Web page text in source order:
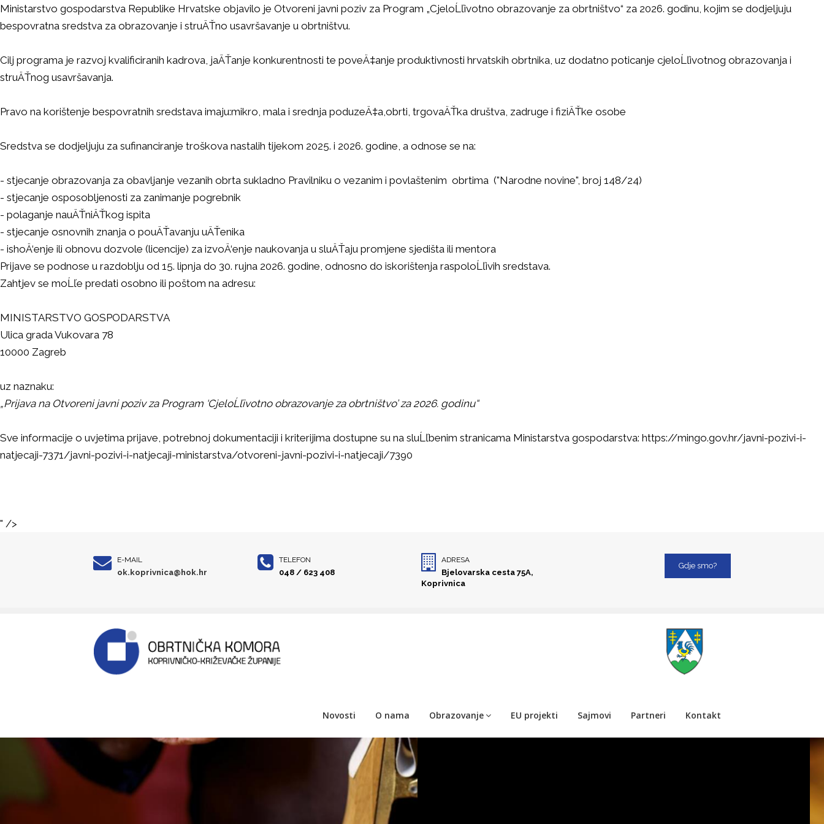
Ministarstvo gospodarstva Republike Hrvatske objavilo je Otvoreni javni poziv za Program „CjeloĹľivotno obrazovanje za obrtništvo“ za 2026. godinu, kojim se dodjeljuju
bespovratna sredstva za obrazovanje i struÄŤno usavršavanje u obrtništvu.
Cilj programa je razvoj kvalificiranih kadrova, jaÄŤanje konkurentnosti te poveÄ‡anje produktivnosti hrvatskih obrtnika, uz dodatno poticanje cjeloĹľivotnog obrazovanja i
struÄŤnog usavršavanja.
Pravo na korištenje bespovratnih sredstava imaju:mikro, mala i srednja poduzeÄ‡a,obrti, trgovaÄŤka društva, zadruge i fiziÄŤke osobe
Sredstva se dodjeljuju za sufinanciranje troškova nastalih tijekom 2025. i 2026. godine, a odnose se na:
- stjecanje obrazovanja za obavljanje vezanih obrta sukladno Pravilniku o vezanim i povlaštenim obrtima ("Narodne novine", broj 148/24)
- stjecanje osposobljenosti za zanimanje pogrebnik
- polaganje nauÄŤniÄŤkog ispita
- stjecanje osnovnih znanja o pouÄŤavanju uÄŤenika
- ishoÄ‘enje ili obnovu dozvole (licencije) za izvoÄ‘enje naukovanja u sluÄŤaju promjene sjedišta ili mentora
Prijave se podnose u razdoblju od 15. lipnja do 30. rujna 2026. godine, odnosno do iskorištenja raspoloĹľivih sredstava.
Zahtjev se moĹľe predati osobno ili poštom na adresu:
MINISTARSTVO GOSPODARSTVA
Ulica grada Vukovara 78
10000 Zagreb
uz naznaku:
„Prijava na Otvoreni javni poziv za Program ‘CjeloĹľivotno obrazovanje za obrtništvo’ za 2026. godinu“
Sve informacije o uvjetima prijave, potrebnoj dokumentaciji i kriterijima dostupne su na sluĹľbenim stranicama Ministarstva gospodarstva: https://mingo.gov.hr/javni-pozivi-i-
natjecaji-7371/javni-pozivi-i-natjecaji-ministarstva/otvoreni-javni-pozivi-i-natjecaji/7390
" />
E-MAIL
ok.koprivnica@hok.hr
TELEFON
048 / 623 408
ADRESA
Bjelovarska cesta 75A,
Koprivnica
Gdje smo?
Novosti O nama Obrazovanje EU projekti Sajmovi Partneri Kontakt